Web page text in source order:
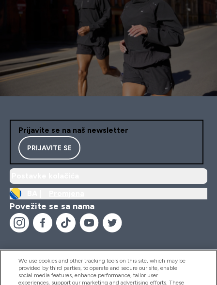
Prijavite se na naš newsletter
PRIJAVITE SE
Povežite se sa nama
Pomoć I Informacije
We use cookies and other tracking tools on this site, which may be
provided by third parties, to operate and secure our site, enable
social media features, enhance performance, tailor user
experiences, support our marketing and advertising efforts. These